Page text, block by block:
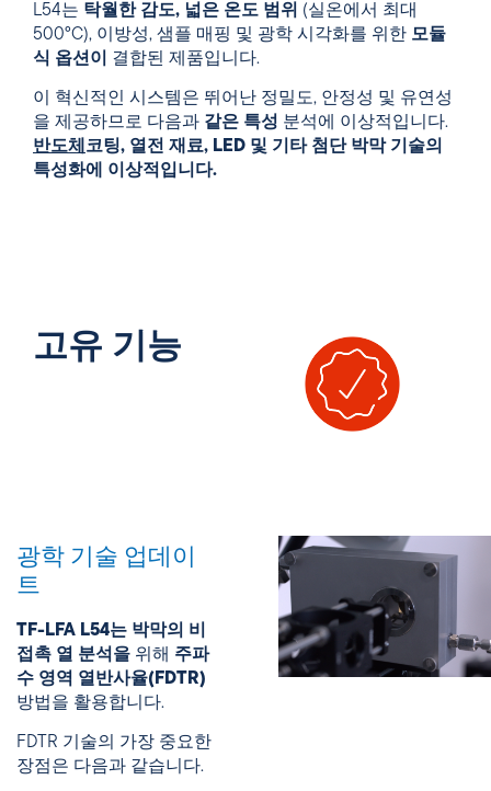
L54는 탁월한 감도, 넓은 온도 범위 (실온에서 최대
500°C), 이방성, 샘플 매핑 및 광학 시각화를 위한 모듈
식 옵션이
결합된 제품입니다.
이 혁신적인 시스템은 뛰어난 정밀도, 안정성 및 유연성
을 제공하므로 다음과 같은 특성 분석에 이상적입니다.
반도체 코팅, 열전 재료, LED 및 기타 첨단 박막 기술의
특성화에 이상적입니다.
고유 기능
광학 기술 업데이
트
TF-LFA L54는 박막의 비
접촉 열 분석을 위해 주파
수 영역 열반사율(FDTR)
방법을 활용합니다.
FDTR 기술의 가장 중요한
장점은 다음과 같습니다.